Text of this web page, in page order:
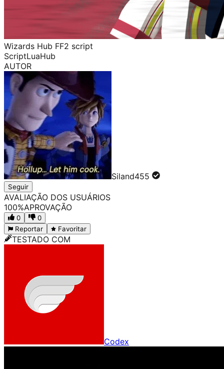
Wizards Hub FF2 script
ScriptLuaHub
AUTOR
Siland455
Seguir
AVALIAÇÃO DOS USUÁRIOS
100%APROVAÇÃO
0
0
Reportar
Favoritar
TESTADO COM
Codex